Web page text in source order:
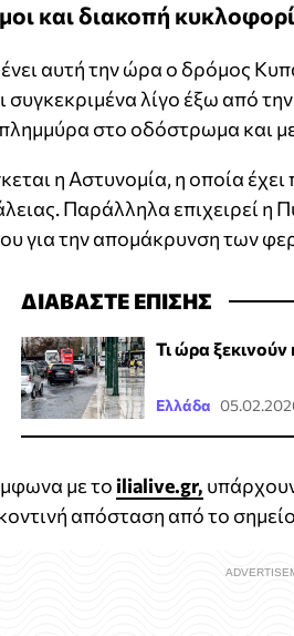
και διακοπή
αυτή την ώρα ο δρόμος
συγκεκριμένα λίγο έξω από
στο οδόστρωμα και
η Αστυνομία, η οποία
Παράλληλα επιχειρεί η
για την απομάκρυνση των
ΔΙΑΒΑΣΤΕ ΕΠΙΣΗΣ
Τι ώρα ξεκινούν
Ελλάδα
με το ilialive.gr,
απόσταση από το